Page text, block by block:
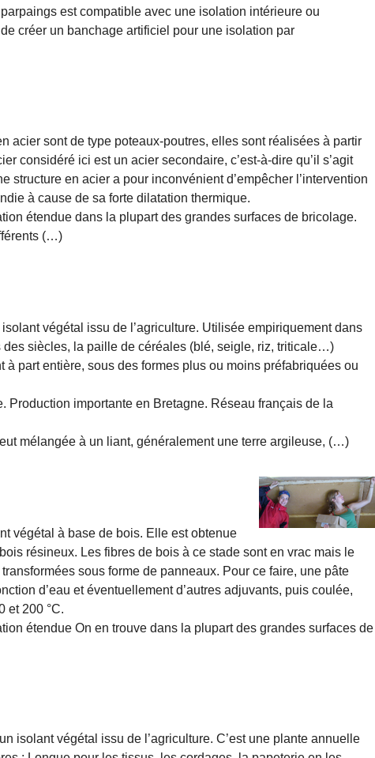
est compatible avec une isolation intérieure ou
créer un banchage artificiel pour une isolation par
acier sont de type poteaux-poutres, elles sont réalisées à partir
considéré ici est un acier secondaire, c’est-à-dire qu’il s’agit
structure en acier a pour inconvénient d’empêcher l’intervention
à cause de sa forte dilatation thermique.
étendue dans la plupart des grandes surfaces de bricolage.
(…)
végétal issu de l’agriculture. Utilisée empiriquement dans
des siècles, la paille de céréales (blé, seigle, riz, triticale…)
à part entière, sous des formes plus ou moins préfabriquées ou
Production importante en Bretagne. Réseau français de la
mélangée à un liant, généralement une terre argileuse, (…)
végétal à base de bois. Elle est obtenue
résineux. Les fibres de bois à ce stade sont en vrac mais le
sous forme de panneaux. Pour ce faire, une pâte
d’eau et éventuellement d’autres adjuvants, puis coulée,
et 200 °C.
étendue On en trouve dans la plupart des grandes surfaces de
isolant végétal issu de l’agriculture. C’est une plante annuelle